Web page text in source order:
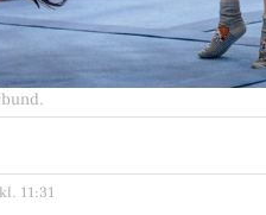
.
11:31